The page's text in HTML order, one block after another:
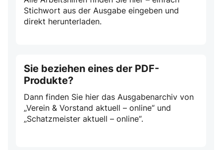
Stichwort aus der Ausgabe eingeben und
direkt herunterladen.
Sie beziehen eines der PDF-
Produkte?
Dann finden Sie hier das Ausgabenarchiv von
„Verein & Vorstand aktuell – online“ und
„Schatzmeister aktuell – online“.